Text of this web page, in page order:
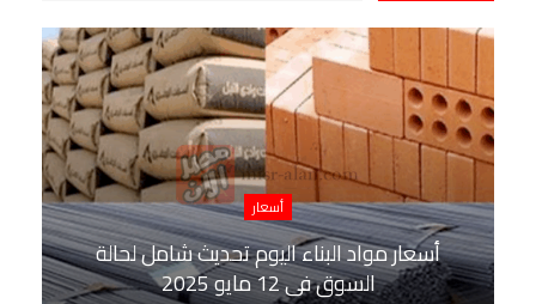
أسعار
أسعار مواد البناء اليوم تحديث شامل لحالة
السوق في 12 مايو 2025